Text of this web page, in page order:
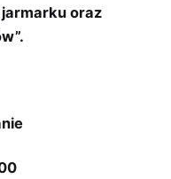
oraz